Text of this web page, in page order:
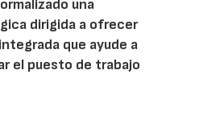
una
dirigida a ofrecer
que ayude a
el puesto de trabajo